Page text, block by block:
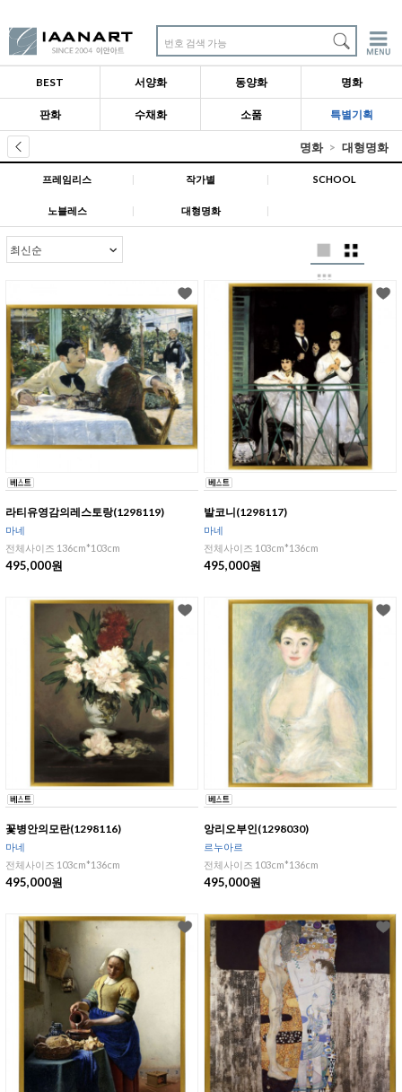
번호 검색 가능
BEST 서양화 동양화 명화
판화 수채화 소품 특별기획
명화 대형명화
프레임리스 | 작가별 | SCHOOL
노블레스 | 대형명화 |
라티유영감의레스토랑(1298119)
마네
전체사이즈 136cm*103cm
495,000원
발코니(1298117)
마네
전체사이즈 103cm*136cm
495,000원
꽃병안의모란(1298116)
마네
전체사이즈 103cm*136cm
495,000원
앙리오부인(1298030)
르누아르
전체사이즈 103cm*136cm
495,000원